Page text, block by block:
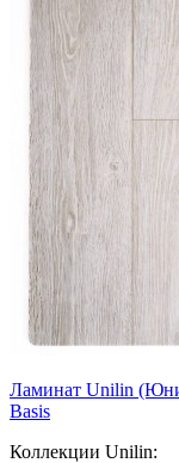
Ламинат Unilin
Basis
Коллекции Unilin: